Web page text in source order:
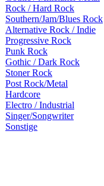
Rock / Hard Rock
Southern/Jam/Blues Rock
Alternative Rock / Indie
Progressive Rock
Punk Rock
Gothic / Dark Rock
Stoner Rock
Post Rock/Metal
Hardcore
Electro / Industrial
Singer/Songwriter
Sonstige